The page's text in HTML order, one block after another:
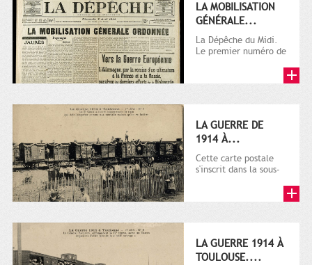
LA MOBILISATION
GÉNÉRALE...
La Dépêche du Midi.
Le premier numéro de
octobre...
LA GUERRE DE
1914 À...
Cette carte postale
s'inscrit dans la sous-
plusieurs milliers de...
LA GUERRE 1914 À
TOULOUSE....